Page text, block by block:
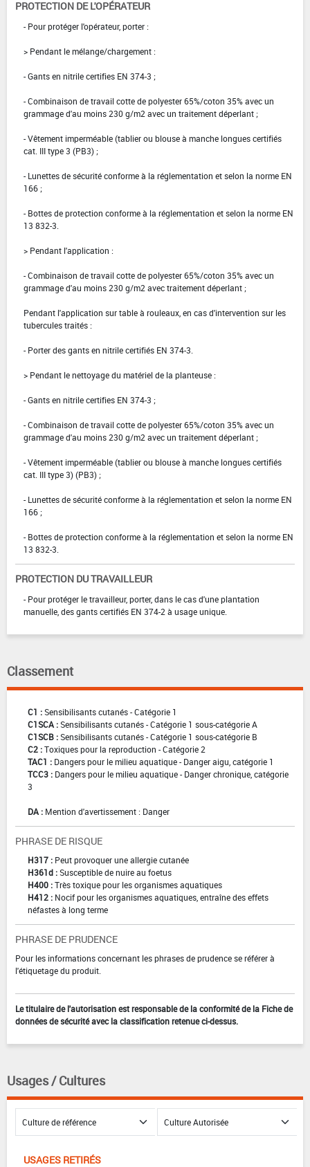
PROTECTION DE L'OPÉRATEUR
- Pour protéger l'opérateur, porter :
> Pendant le mélange/chargement :
- Gants en nitrile certifies EN 374-3 ;
- Combinaison de travail cotte de polyester 65%/coton 35% avec un
grammage d'au moins 230 g/m2 avec un traitement déperlant ;
- Vêtement imperméable (tablier ou blouse à manche longues certifiés
cat. III type 3 (PB3) ;
- Lunettes de sécurité conforme à la réglementation et selon la norme EN
166 ;
- Bottes de protection conforme à la réglementation et selon la norme EN
13 832-3.
> Pendant l'application :
- Combinaison de travail cotte de polyester 65%/coton 35% avec un
grammage d'au moins 230 g/m2 avec traitement déperlant ;
Pendant l'application sur table à rouleaux, en cas d'intervention sur les
tubercules traités :
- Porter des gants en nitrile certifiés EN 374-3.
> Pendant le nettoyage du matériel de la planteuse :
- Gants en nitrile certifies EN 374-3 ;
- Combinaison de travail cotte de polyester 65%/coton 35% avec un
grammage d'au moins 230 g/m2 avec un traitement déperlant ;
- Vêtement imperméable (tablier ou blouse à manche longues certifiés
cat. III type 3) (PB3) ;
- Lunettes de sécurité conforme à la réglementation et selon la norme EN
166 ;
- Bottes de protection conforme à la réglementation et selon la norme EN
13 832-3.
PROTECTION DU TRAVAILLEUR
- Pour protéger le travailleur, porter, dans le cas d'une plantation
manuelle, des gants certifiés EN 374-2 à usage unique.
Classement
C1 :Sensibilisants cutanés - Catégorie 1
C1SCA :Sensibilisants cutanés - Catégorie 1 sous-catégorie A
C1SCB :Sensibilisants cutanés - Catégorie 1 sous-catégorie B
C2 :Toxiques pour la reproduction - Catégorie 2
TAC1 : Dangers pour le milieu aquatique - Danger aigu, catégorie 1
TCC3 : Dangers pour le milieu aquatique - Danger chronique, catégorie
3
DA : Mention d'avertissement : Danger
PHRASE DE RISQUE
H317 : Peut provoquer une allergie cutanée
H361d :Susceptible de nuire au foetus
H400 :Très toxique pour les organismes aquatiques
H412 : Nocif pour les organismes aquatiques, entraîne des effets
néfastes à long terme
PHRASE DE PRUDENCE
Pour les informations concernant les phrases de prudence se référer à
l'étiquetage du produit.
Le titulaire de l'autorisation est responsable de la conformité de la Fiche de
données de sécurité avec la classification retenue ci-dessus.
Usages / Cultures
USAGES RETIRÉS